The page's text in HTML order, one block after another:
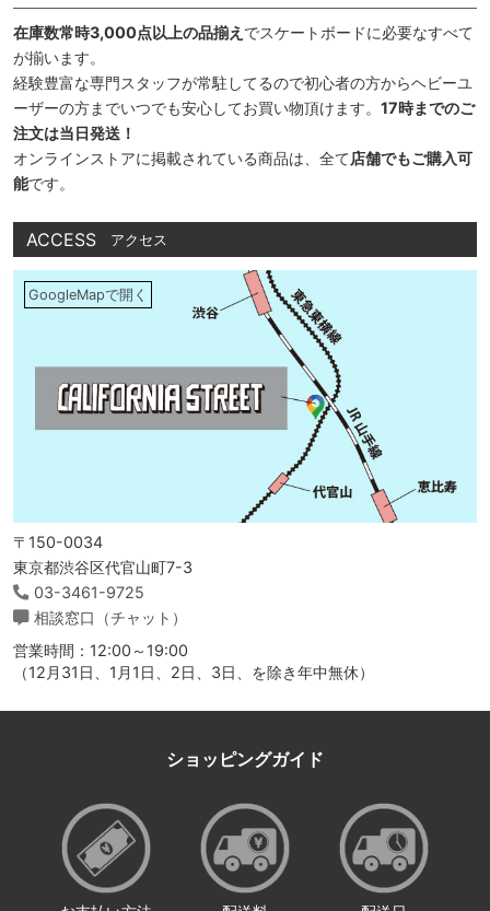
在庫数常時3,000点以上の品揃え でスケートボードに必要なすべて
が揃います。
経験豊富な専門スタッフが常駐してるので初心者の方からヘビーユ
ーザーの方までいつでも安心してお買い物頂けます。 17時までのご
注文は当日発送！
オンラインストアに掲載されている商品は、全て店舗でもご購入可
能です。
ACCESS アクセス
GoogleMapで開く
〒150-0034
東京都渋谷区代官山町7-3
03-3461-9725
相談窓口（チャット）
営業時間：12:00～19:00
（12月31日、1月1日、2日、3日、を除き年中無休）
ショッピングガイド